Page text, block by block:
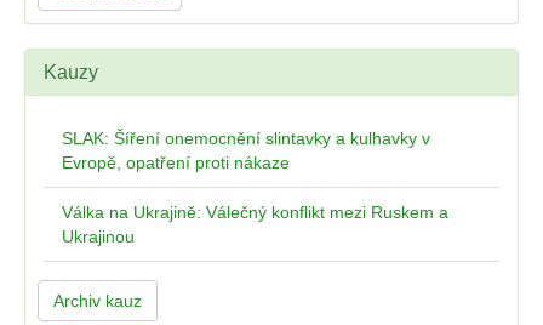
Kauzy
SLAK: Šíření onemocnění slintavky a kulhavky v
Evropě, opatření proti nákaze
Válka na Ukrajině: Válečný konflikt mezi Ruskem a
Ukrajinou
Archiv kauz